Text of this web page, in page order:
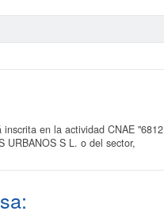
en la actividad CNAE "6812
URBANOS S L. o del sector,